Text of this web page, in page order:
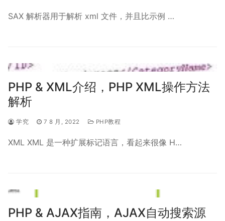
SAX 解析器用于解析 xml 文件，并且比示例 …
PHP & XML介绍，PHP XML操作方法
解析
学究 7 8 月, 2022 PHP教程
XML XML 是一种扩展标记语言，看起来很像 H…
PHP & AJAX指南，AJAX自动搜索源